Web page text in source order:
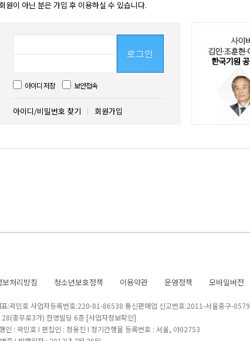
원이 아닌 분은 가입 후 이용하실 수 있습니다.
로그인
아이디 저장 보안접속
아이디/비밀번호 찾기 회원가입
처리방침 청소년보호정책 이용약관 운영정책 모바일버전
:곽민호 사업자등록번호:220-81-86538 통신판매업 신고번호:2011-서울중구-0579
충무로3가) 한영빌딩 6층 [사업자정보확인]
인 : 곽민호 I 편집인 : 정용진 I 정기간행물 등록번호 : 서울, 아02753